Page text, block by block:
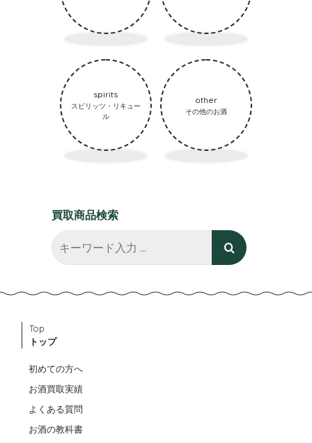
spirits
スピリッツ・リキュー
ル
other
その他のお酒
買取商品検索
Top
トップ
初めての方へ
お酒買取実績
よくある質問
お酒の教科書